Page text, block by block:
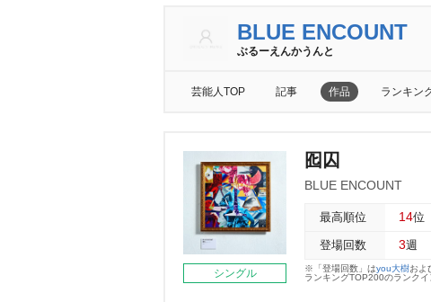
BLUE ENCOUNT
ぶるーえんかうんと
芸能人TOP 記事 作品 ランキン
シングル
囮囚
BLUE ENCOUNT
最高順位 14位
登場回数 3週
※「登場回数」はyou大樹およ
ランキングTOP200のランクイ